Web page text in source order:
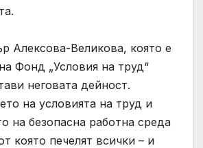
Алексова-Великова, която е
Фонд „Условия на труд“
неговата дейност.
на условията на труд и
на безопасна работна среда
която печелят всички – и